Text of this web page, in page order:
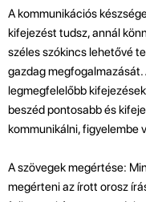
A kommunikációs
kifejezést tudsz, annál
széles szókincs lehetővé
gazdag
legmegfelelőbb
beszéd pontosabb és
kommunikálni, figyelembe
A szövegek megértése:
megérteni az írott orosz